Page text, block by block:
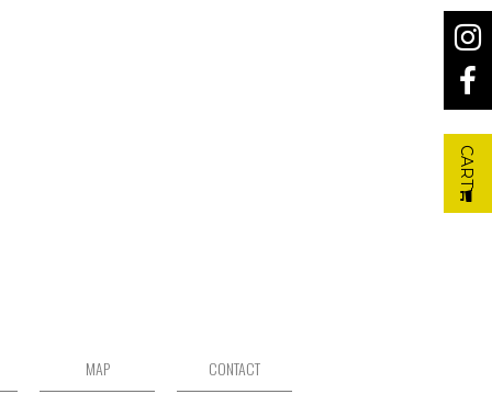
CART
MAP CONTACT